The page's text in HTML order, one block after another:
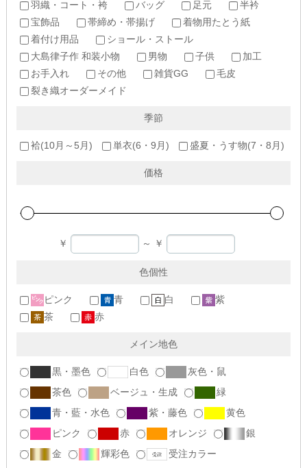
羽織・コート・袴
バッグ 足元
半衿
宝飾品
帯締め・帯揚げ
着物用たとう紙
着付け用品
ショール・ストール
大島律子作 和装小物
男物 子供
加工
お手入れ
その他 雑貨GG
毛皮
裂き織オーダーメイド
季節
袷(10月～5月) 単衣(6・9月) 盛夏・うす物(7・8月)
価格
￥ ～ ￥
色個性
ピンク 青 白
紫
茶
赤
メイン地色
黒・墨色 白色
灰色・鼠
茶色
ベージュ・生成
緑
青・藍・水色
紫・藤色
黄色
ピンク
赤 オレンジ
銀
金
輝彩色 受注カラー